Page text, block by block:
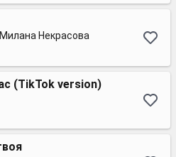
Некрасова
(TikTok version)